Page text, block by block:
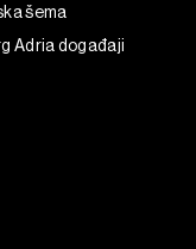
šema
Adria događaji